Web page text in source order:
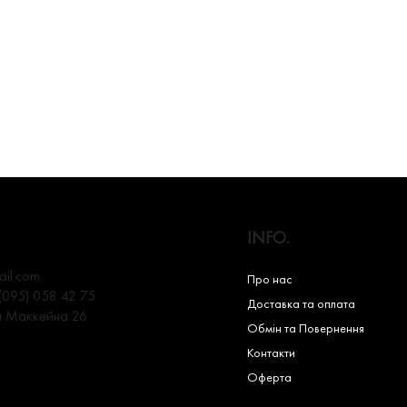
058 42 75
Маккейна 26
INFO.
Про нас
Доставка та оплата
Обмін та Повернення
Контакти
Оферта